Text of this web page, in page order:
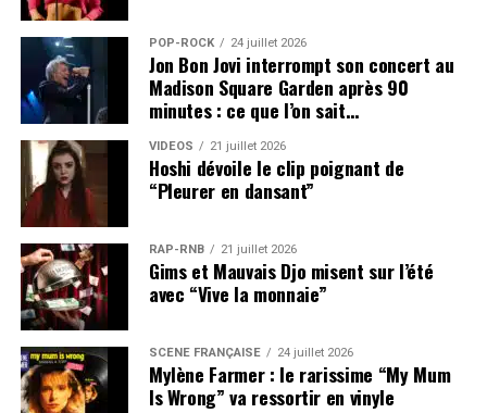
POP-ROCK 24 juillet 2026
Jon Bon Jovi interrompt son concert au
Madison Square Garden après 90
minutes : ce que l’on sait…
VIDEOS 21 juillet 2026
Hoshi dévoile le clip poignant de
“Pleurer en dansant”
RAP-RNB 21 juillet 2026
Gims et Mauvais Djo misent sur l’été
avec “Vive la monnaie”
SCÈNE FRANÇAISE 24 juillet 2026
Mylène Farmer : le rarissime “My Mum
Is Wrong” va ressortir en vinyle